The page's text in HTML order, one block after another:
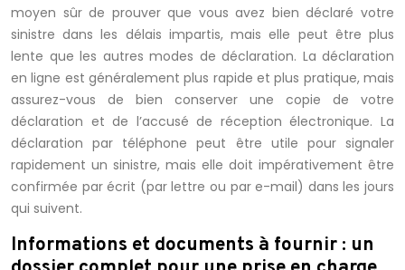
moyen sûr de prouver que vous avez bien déclaré votre
sinistre dans les délais impartis, mais elle peut être plus
lente que les autres modes de déclaration. La déclaration
en ligne est généralement plus rapide et plus pratique, mais
assurez-vous de bien conserver une copie de votre
déclaration et de l’accusé de réception électronique. La
déclaration par téléphone peut être utile pour signaler
rapidement un sinistre, mais elle doit impérativement être
confirmée par écrit (par lettre ou par e-mail) dans les jours
qui suivent.
Informations et documents à fournir : un